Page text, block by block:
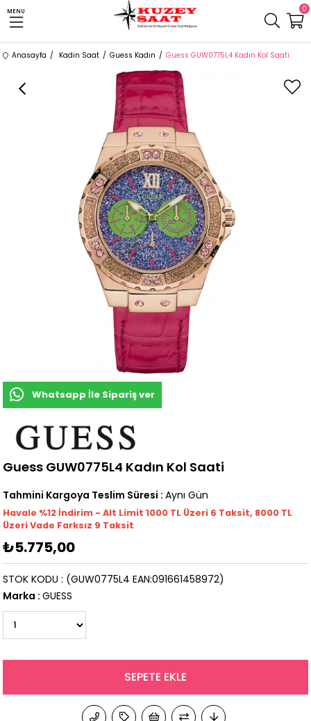
MENU 0
Anasayfa Kadın Saat Guess Kadın Guess GUW0775L4 Kadın Kol Saati
Whatsapp İle Sipariş ver
Guess GUW0775L4 Kadın Kol Saati
Tahmini Kargoya Teslim Süresi : Aynı Gün
Havale %12 İndirim - Alt Limit 1000 TL Üzeri 6 Taksit, 8000 TL
Üzeri Vade Farksız 9 Taksit
₺5.775,00
(GUW0775L4 EAN:091661458972)
STOK KODU
Marka : GUESS